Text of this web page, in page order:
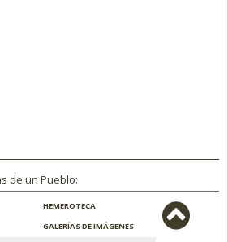
de un Pueblo:
HEMEROTECA
GALERÍAS DE IMÁGENES